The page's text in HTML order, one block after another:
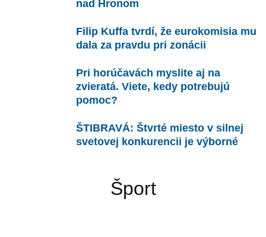
nad Hronom
Filip Kuffa tvrdí, že eurokomisia mu
dala za pravdu pri zonácii
Pri horúčavách myslite aj na
zvieratá. Viete, kedy potrebujú
pomoc?
ŠTIBRAVÁ: Štvrté miesto v silnej
svetovej konkurencii je výborné
Šport